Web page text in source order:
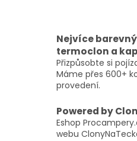
Nejvíce
termoclon a
Přizpůsobte si
Máme přes 600+
provedení.
Powered by
Eshop
webu